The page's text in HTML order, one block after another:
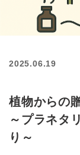
2025.06.19
植物からの
～プラネタ
り～